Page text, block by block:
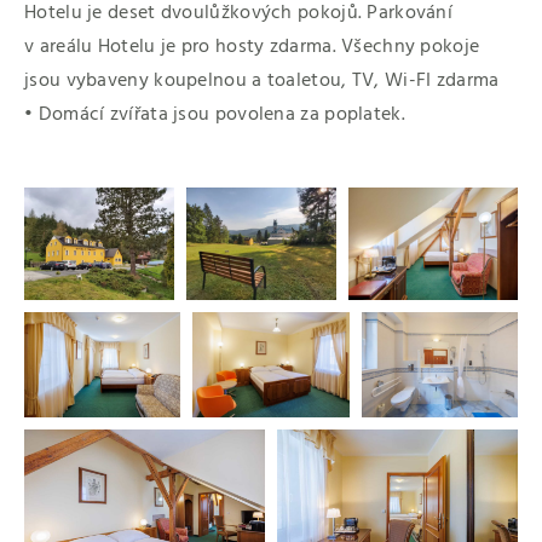
Hotelu je deset dvoulůžkových pokojů. Parkování
v areálu Hotelu je pro hosty zdarma. Všechny pokoje
jsou vybaveny koupelnou a toaletou, TV, Wi-FI zdarma
• Domácí zvířata jsou povolena za poplatek.